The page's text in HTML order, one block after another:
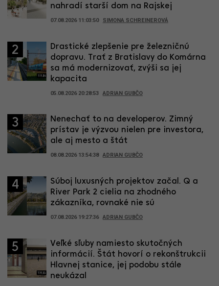
nahradí starší dom na Rajskej
07.08.2026 11:03:50 SIMONA SCHREINEROVÁ
2
Drastické zlepšenie pre železničnú
dopravu. Trať z Bratislavy do Komárna
sa má modernizovať, zvýši sa jej
kapacita
05.08.2026 20:28:53 ADRIAN GUBČO
3
Nenechať to na developerov. Zimný
prístav je výzvou nielen pre investora,
ale aj mesto a štát
08.08.2026 13:54:38 ADRIAN GUBČO
4
Súboj luxusných projektov začal. Q a
River Park 2 cielia na zhodného
zákazníka, rovnaké nie sú
07.08.2026 19:27:36 ADRIAN GUBČO
5
Veľké sľuby namiesto skutočných
informácií. Štát hovorí o rekonštrukcii
Hlavnej stanice, jej podobu stále
neukázal